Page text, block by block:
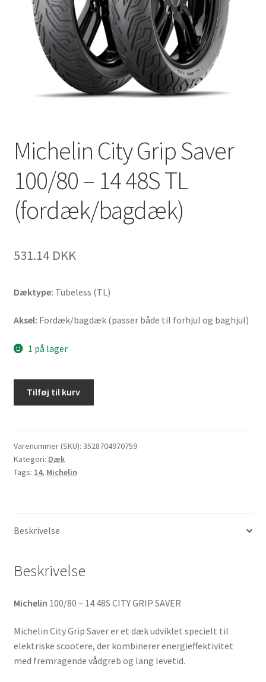
Michelin City Grip Saver
100/80 – 14 48S TL
(fordæk/bagdæk)
531.14 DKK
Dæktype: Tubeless (TL)
Aksel: Fordæk/bagdæk (passer både til forhjul og baghjul)
1 på lager
100/80
-
14
antal
Tilføj til kurv
Varenummer (SKU): 3528704970759
Kategori: Dæk
Tags: 14, Michelin
Beskrivelse
Beskrivelse
Michelin 100/80 – 14 48S CITY GRIP SAVER
Michelin City Grip Saver er et dæk udviklet specielt til
elektriske scootere, der kombinerer energieffektivitet
med fremragende vådgreb og lang levetid.